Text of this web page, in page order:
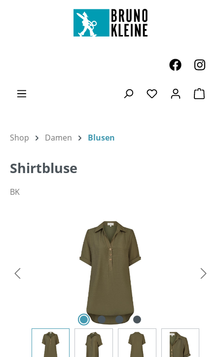
Zum Hauptinhalt springen
Du hast 0
Shop Damen Blusen
Shirtbluse
BK
Bildergalerie überspringen